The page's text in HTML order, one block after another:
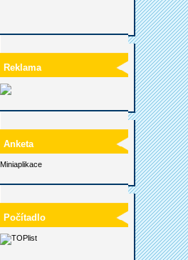
Reklama
Anketa
Miniaplikace
Počítadlo